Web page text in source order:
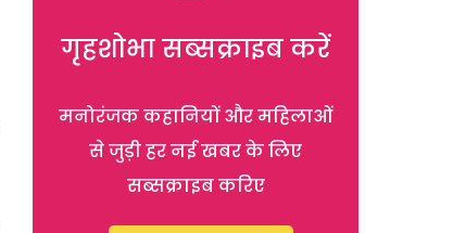
गृहशोभा सब्सक्राइब करें
मनोरंजक कहानियों और महिलाओं
से जुड़ी हर नई खबर के लिए
सब्सक्राइब करिए